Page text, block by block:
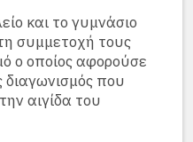
και το γυμνάσιο
συμμετοχή τους
ο οποίος αφορούσε
που
αιγίδα του